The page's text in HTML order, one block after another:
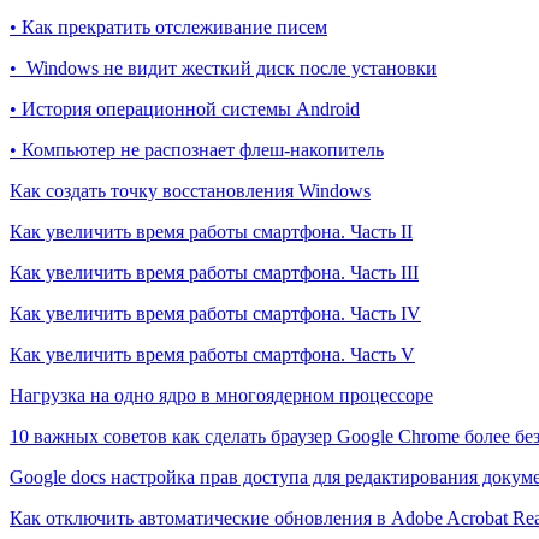
• Как прекратить отслеживание писем
• Windows не видит жесткий диск после установки
• История операционной системы Android
• Компьютер не распознает флеш-накопитель
Как создать точку восстановления Windows
Как увеличить время работы смартфона. Часть II
Как увеличить время работы смартфона. Часть III
Как увеличить время работы смартфона. Часть IV
Как увеличить время работы смартфона. Часть V
Нагрузка на одно ядро в многоядерном процессоре
10 важных советов как сделать браузер Google Chrome более
Google docs настройка прав доступа для редактирования
Как отключить автоматические обновления в Adobe Acrobat